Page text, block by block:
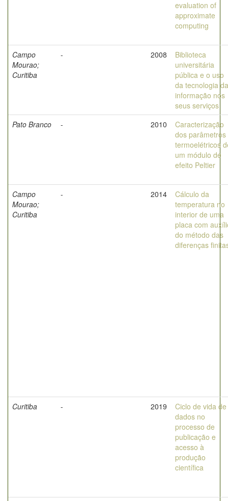
evaluation of
approximate
computing
Campo
Mourao;
Curitiba
- 2008
Biblioteca
universitária
pública e o uso
da tecnologia da
informação nos
seus serviços
Pato Branco
- 2010
Caracterização
dos parâmetros
termoelétricos
um módulo de
efeito Peltier
Campo
Mourao;
Curitiba
- 2014
Cálculo da
temperatura no
interior de uma
placa com
do método das
diferenças
Curitiba - 2019
Ciclo de vida de
dados no
processo de
publicação e
acesso à
produção
científica